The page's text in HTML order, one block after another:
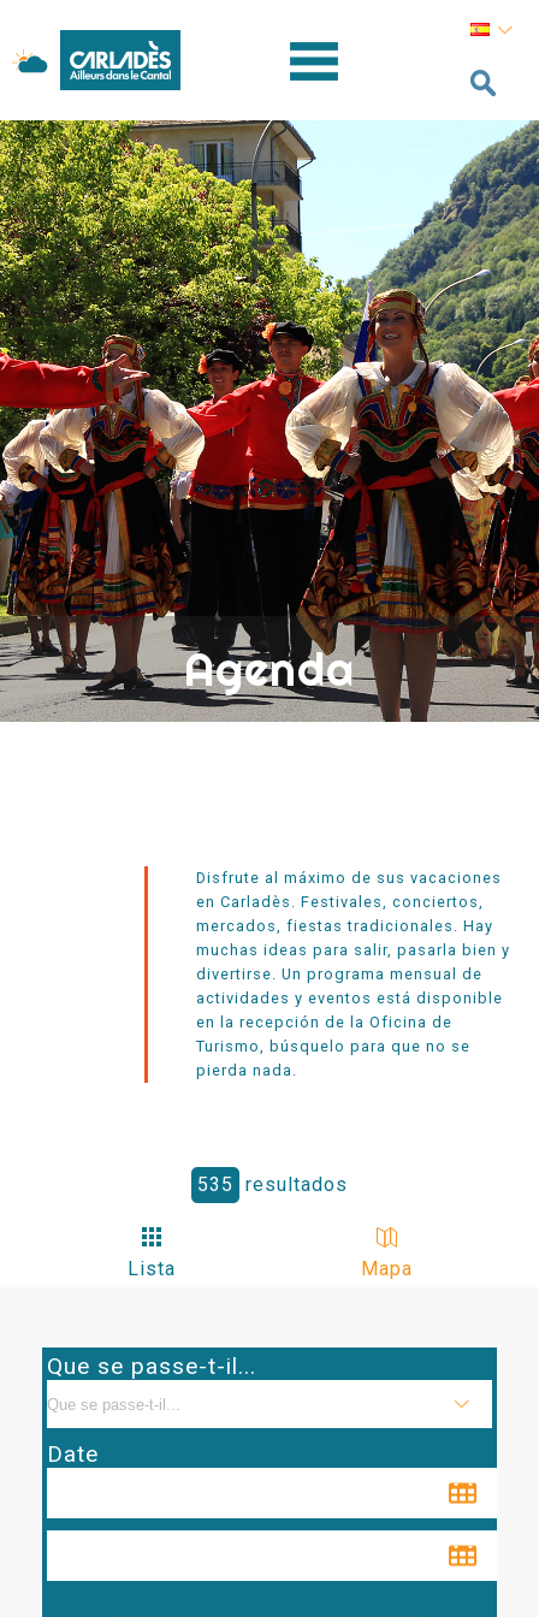
Agenda
Disfrute al máximo de sus vacaciones
en Carladès. Festivales, conciertos,
mercados, fiestas tradicionales. Hay
muchas ideas para salir, pasarla bien y
divertirse. Un programa mensual de
actividades y eventos está disponible
en la recepción de la Oficina de
Turismo, búsquelo para que no se
pierda nada.
535 resultados
Lista Mapa
Que se passe-t-il...
Date